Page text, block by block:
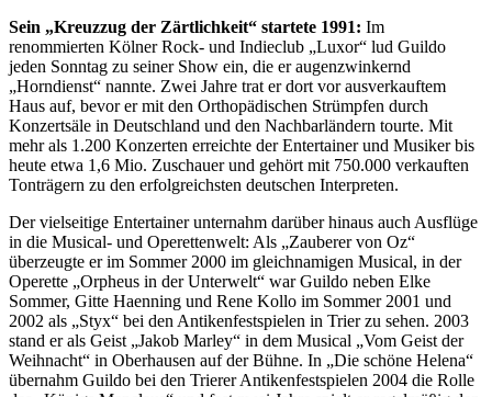
Sein „Kreuzzug der Zärtlichkeit“ startete 1991: Im
renommierten Kölner Rock- und Indieclub „Luxor“ lud Guildo
jeden Sonntag zu seiner Show ein, die er augenzwinkernd
„Horndienst“ nannte. Zwei Jahre trat er dort vor ausverkauftem
Haus auf, bevor er mit den Orthopädischen Strümpfen durch
Konzertsäle in Deutschland und den Nachbarländern tourte. Mit
mehr als 1.200 Konzerten erreichte der Entertainer und Musiker bis
heute etwa 1,6 Mio. Zuschauer und gehört mit 750.000 verkauften
Tonträgern zu den erfolgreichsten deutschen Interpreten.
Der vielseitige Entertainer unternahm darüber hinaus auch Ausflüge
in die Musical- und Operettenwelt: Als „Zauberer von Oz“
überzeugte er im Sommer 2000 im gleichnamigen Musical, in der
Operette „Orpheus in der Unterwelt“ war Guildo neben Elke
Sommer, Gitte Haenning und Rene Kollo im Sommer 2001 und
2002 als „Styx“ bei den Antikenfestspielen in Trier zu sehen. 2003
stand er als Geist „Jakob Marley“ in dem Musical „Vom Geist der
Weihnacht“ in Oberhausen auf der Bühne. In „Die schöne Helena“
übernahm Guildo bei den Trierer Antikenfestspielen 2004 die Rolle